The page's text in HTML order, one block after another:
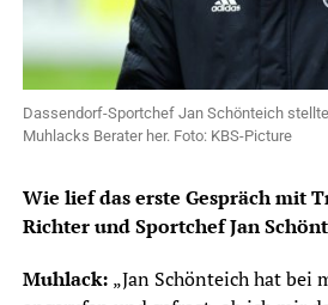
Dassendorf-Sportchef Jan Schönteich
Muhlacks Berater her. Foto: KBS-Picture
Wie lief das erste Gespräch mit
Richter und Sportchef Jan
Muhlack: „Jan Schönteich hat bei